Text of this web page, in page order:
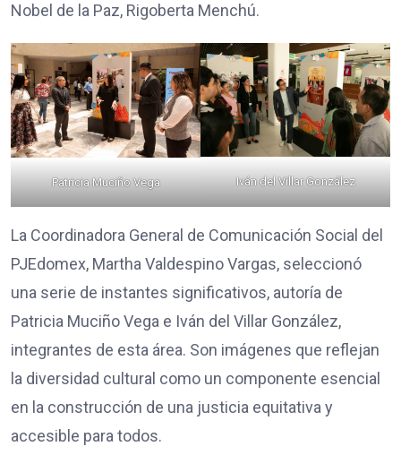
Nobel de la Paz, Rigoberta Menchú.
Patricia Muciño Vega Iván del Villar González
La Coordinadora General de Comunicación Social del
PJEdomex, Martha Valdespino Vargas, seleccionó
una serie de instantes significativos, autoría de
Patricia Muciño Vega e Iván del Villar González,
integrantes de esta área. Son imágenes que reflejan
la diversidad cultural como un componente esencial
en la construcción de una justicia equitativa y
accesible para todos.